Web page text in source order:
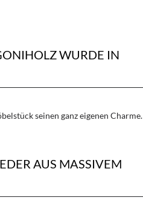
WURDE IN
seinen ganz eigenen Charme.
AUS MASSIVEM